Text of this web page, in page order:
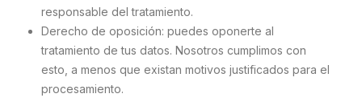
responsable del tratamiento.
Derecho de oposición: puedes oponerte al
tratamiento de tus datos. Nosotros cumplimos con
esto, a menos que existan motivos justificados para el
procesamiento.